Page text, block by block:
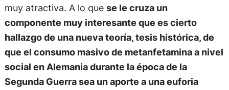
muy atractiva. A lo que se le cruza un
componente muy interesante que es cierto
hallazgo de una nueva teoría, tesis histórica, de
que el consumo masivo de metanfetamina a nivel
social en Alemania durante la época de la
Segunda Guerra sea un aporte a una euforia